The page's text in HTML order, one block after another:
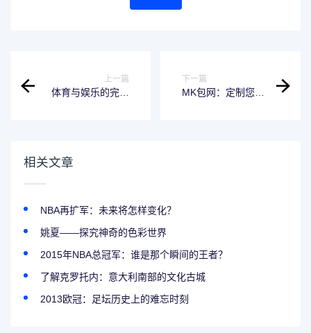
上一篇
体育与娱乐的完美
下一篇
MK包网：定制您的
相关文章
NBA再扩军：未来将怎样变化？
姚夏——探究神奇的色彩世界
2015年NBA总冠军：谁是那个瞬间的王者？
了解克罗托内：意大利南部的文化古城
2013欧冠：足坛历史上的难忘时刻